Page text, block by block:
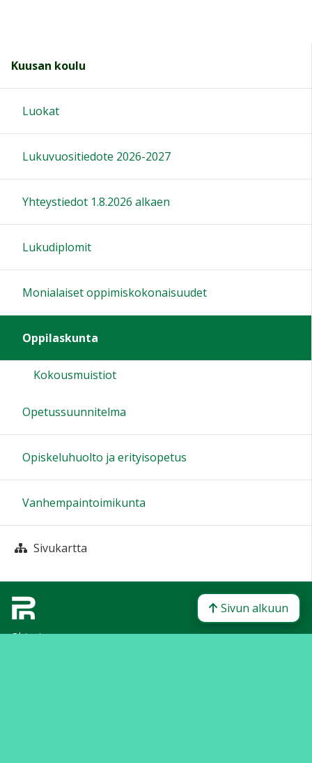
Kuusan koulu
Luokat
Lukuvuositiedote 2026-2027
Yhteystiedot 1.8.2026 alkaen
Lukudiplomit
Monialaiset oppimiskokonaisuudet
Oppilaskunta
Kokousmuistiot
Opetussuunnitelma
Opiskeluhuolto ja erityisopetus
Vanhempaintoimikunta
Sivukartta
Ohjeet
Sivun alkuun